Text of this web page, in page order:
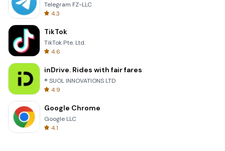
Telegram FZ-LLC
4.3
TikTok
TikTok Pte. Ltd.
4.6
inDrive. Rides with fair fares
® SUOL INNOVATIONS LTD
4.9
Google Chrome
Google LLC
4.1